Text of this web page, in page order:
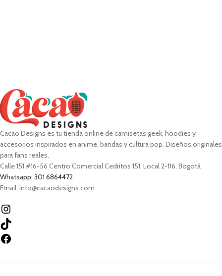
Cacao Designs es tu tienda online de camisetas geek, hoodies y
accesorios inspirados en anime, bandas y cultura pop. Diseños originales
para fans reales.
Calle 151 #16-56 Centro Comercial Cedritos 151, Local 2-116, Bogotá
Whatsapp: 301 6864472
Email: info@cacaodesigns.com